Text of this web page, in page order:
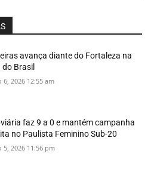
avança diante do Fortaleza na
do Brasil
6, 2026 12:55 am
faz 9 a 0 e mantém campanha
no Paulista Feminino Sub-20
5, 2026 11:56 pm